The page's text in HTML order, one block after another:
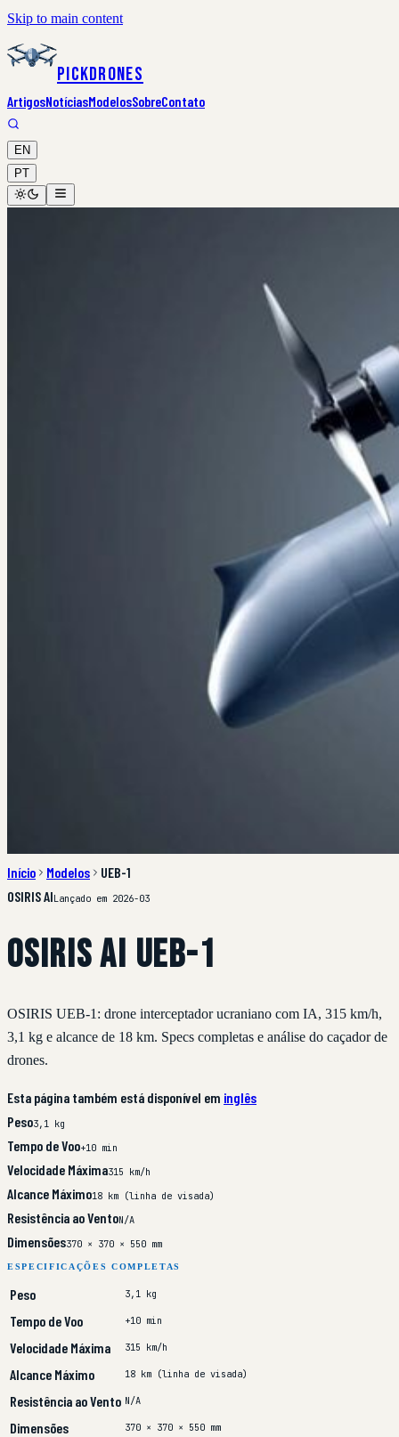
Skip to main content
PickDrones
ArtigosNotíciasModelosSobreContato
EN
PT
Início Modelos
UEB-1
OSIRIS AILançado em 2026-03
OSIRIS AI UEB-1
OSIRIS UEB-1: drone interceptador ucraniano com IA, 315 km/h,
3,1 kg e alcance de 18 km. Specs completas e análise do caçador de
drones.
Esta página também está disponível em inglês
Peso3,1 kg
Tempo de Voo+10 min
Velocidade Máxima315 km/h
Alcance Máximo18 km (linha de visada)
Resistência ao VentoN/A
Dimensões370 × 370 × 550 mm
ESPECIFICAÇÕES COMPLETAS
Peso 3,1 kg
Tempo de Voo +10 min
Velocidade Máxima 315 km/h
Alcance Máximo 18 km (linha de visada)
Resistência ao Vento N/A
Dimensões 370 × 370 × 550 mm